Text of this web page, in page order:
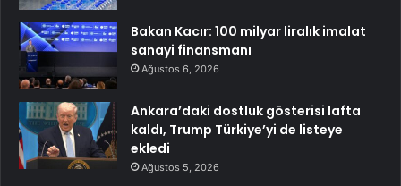
Bakan Kacır: 100 milyar liralık imalat
sanayi finansmanı
Ağustos 6, 2026
Ankara’daki dostluk gösterisi lafta
kaldı, Trump Türkiye’yi de listeye
ekledi
Ağustos 5, 2026